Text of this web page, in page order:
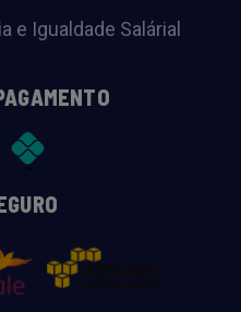
e Igualdade Salárial